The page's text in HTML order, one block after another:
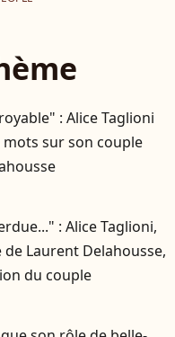
: Alice Taglioni
sur son couple
: Alice Taglioni,
Laurent Delahousse,
du couple